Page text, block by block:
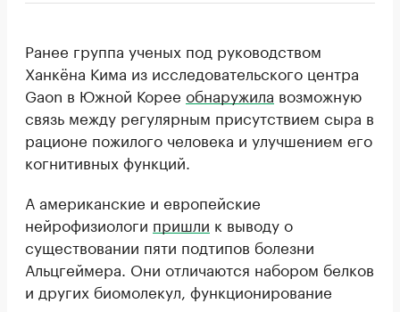
Ранее группа ученых под руководством
Ханкёна Кима из исследовательского центра
Gaon в Южной Корее обнаружила возможную
связь между регулярным присутствием сыра в
рационе пожилого человека и улучшением его
когнитивных функций.
А американские и европейские
нейрофизиологи пришли к выводу о
существовании пяти подтипов болезни
Альцгеймера. Они отличаются набором белков
и других биомолекул, функционирование